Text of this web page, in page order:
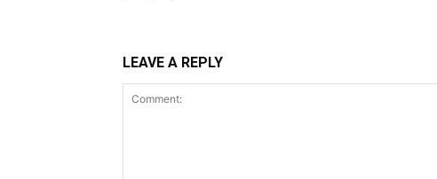
LEAVE A REPLY